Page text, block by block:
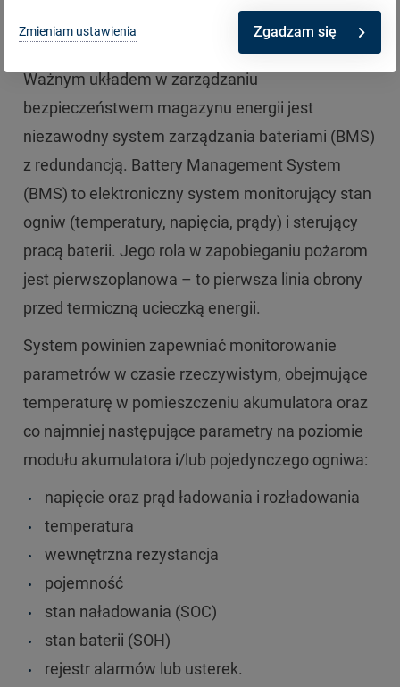
System nadzorujący baterie
Ważnym układem w zarządzaniu
bezpieczeństwem magazynu energii jest
niezawodny system zarządzania bateriami (BMS)
z redundancją. Battery Management System
(BMS) to elektroniczny system monitorujący stan
ogniw (temperatury, napięcia, prądy) i sterujący
pracą baterii. Jego rola w zapobieganiu pożarom
jest pierwszoplanowa – to pierwsza linia obrony
przed termiczną ucieczką energii.
System powinien zapewniać monitorowanie
parametrów w czasie rzeczywistym, obejmujące
temperaturę w pomieszczeniu akumulatora oraz
co najmniej następujące parametry na poziomie
modułu akumulatora i/lub pojedynczego ogniwa:
napięcie oraz prąd ładowania i rozładowania
temperatura
wewnętrzna rezystancja
pojemność
stan naładowania (SOC)
stan baterii (SOH)
rejestr alarmów lub usterek.
Zmieniam ustawienia Zgadzam się